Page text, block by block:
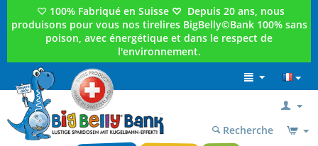
♡ 100% Fabriqué en Suisse ♡ Depuis 20 ans, nous
produisons pour vous nos tirelires BigBelly©Bank 100% sans
poison, avec énergétique et dans le respect de
l'environnement.
Recherche